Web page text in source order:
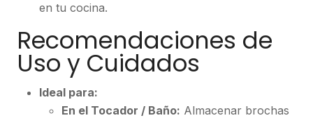
en tu cocina.
Recomendaciones de
Uso y Cuidados
Ideal para:
En el Tocador / Baño: Almacenar brochas